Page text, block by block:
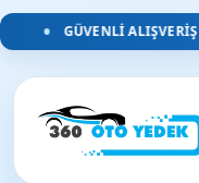
GÜVENLI ALIŞVERIŞ VE